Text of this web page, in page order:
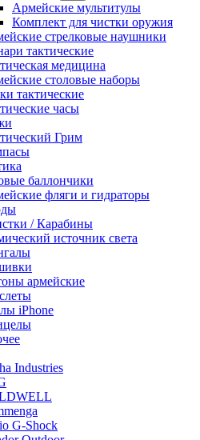
Армейские мультитулы
Комплект для чистки оружия
стрелковые наушники
тактические
медицина
столовые наборы
тактические
часы
Грим
баллончики
фляги и гидраторы
/ Карабины
источник света
армейские
iPhone
Industries
G-Shock